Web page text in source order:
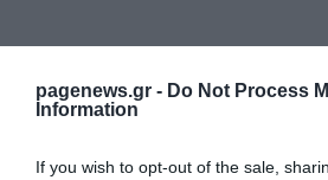
pagenews.gr - Do Not Process
Information
If you wish to opt-out of the sale,